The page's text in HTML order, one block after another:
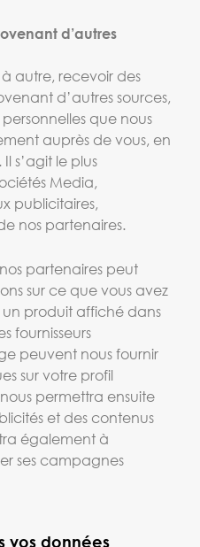
d’autres
autre, recevoir des
d’autres sources,
que nous
auprès de vous, en
s’agit le plus
Media,
publicitaires,
nos partenaires.
partenaires peut
sur ce que vous avez
produit affiché dans
fournisseurs
peuvent nous fournir
sur votre profil
permettra ensuite
et des contenus
également à
ses campagnes
vos données